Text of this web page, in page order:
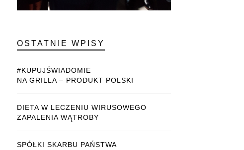
OSTATNIE WPISY
#KUPUJŚWIADOMIE
NA GRILLA – PRODUKT POLSKI
DIETA W LECZENIU WIRUSOWEGO
ZAPALENIA WĄTROBY
SPÓŁKI SKARBU PAŃSTWA